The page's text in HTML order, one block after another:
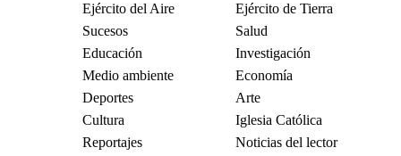
Ejército del Aire
Ejército de Tierra
Sucesos
Salud
Educación
Investigación
Medio ambiente
Economía
Deportes
Arte
Cultura
Iglesia Católica
Reportajes
Noticias del lector